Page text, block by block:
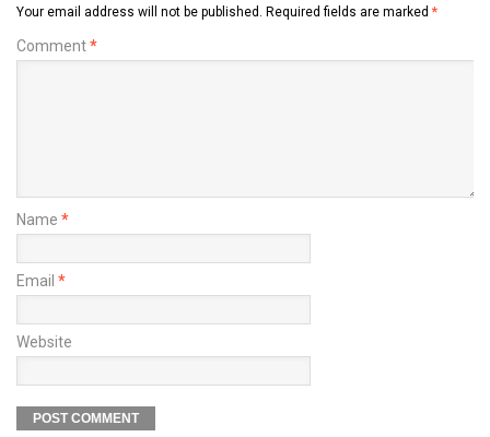
Your email address will not be published. Required fields are marked *
Comment*
Name *
Email *
Website